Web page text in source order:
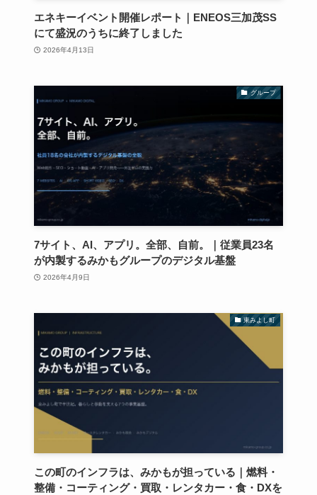
エネキーイベント開催レポート｜ENEOS三加茂SS
にて盛況のうちに終了しました
2026年4月13日
グループ
7サイト、AI、アプリ。全部、自前。｜従業員23名
が内製するみかもグループのデジタル基盤
2026年4月9日
東みよし町
この町のインフラは、みかもが担っている｜燃料・
整備・コーティング・買取・レンタカー・食・DXを